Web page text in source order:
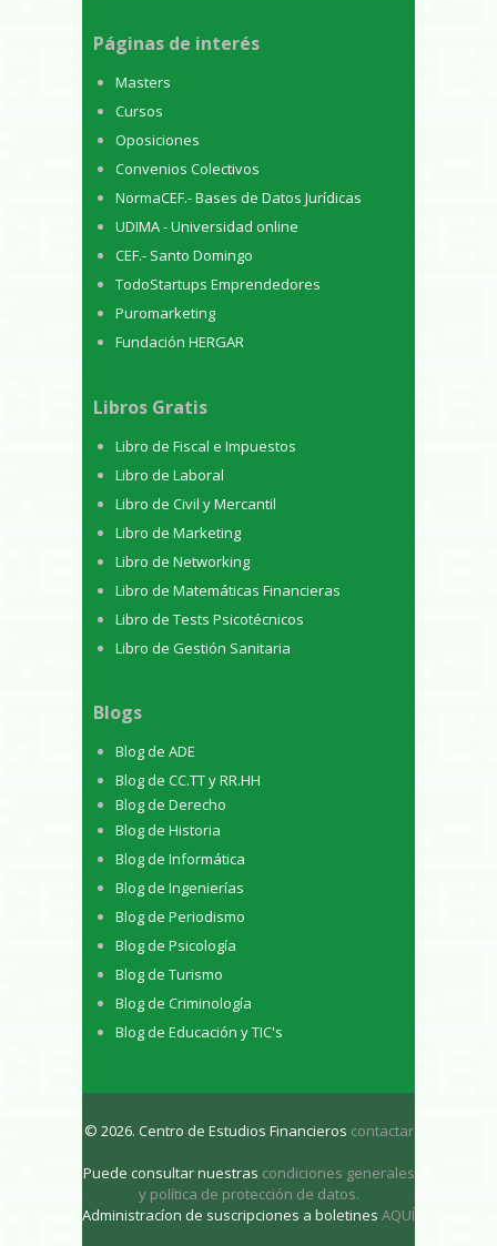
Páginas de interés
Masters
Cursos
Oposiciones
Convenios Colectivos
NormaCEF.- Bases de Datos Jurídicas
UDIMA - Universidad online
CEF.- Santo Domingo
TodoStartups Emprendedores
Puromarketing
Fundación HERGAR
Libros Gratis
Libro de Fiscal e Impuestos
Libro de Laboral
Libro de Civil y Mercantil
Libro de Marketing
Libro de Networking
Libro de Matemáticas Financieras
Libro de Tests Psicotécnicos
Libro de Gestión Sanitaria
Blogs
Blog de ADE
Blog de CC.TT y RR.HH
Blog de Derecho
Blog de Historia
Blog de Informática
Blog de Ingenierías
Blog de Periodismo
Blog de Psicología
Blog de Turismo
Blog de Criminología
Blog de Educación y TIC's
© 2026. Centro de Estudios Financieros contactar
Puede consultar nuestras condiciones generales
y política de protección de datos.
Administracíon de suscripciones a boletines AQUÍ